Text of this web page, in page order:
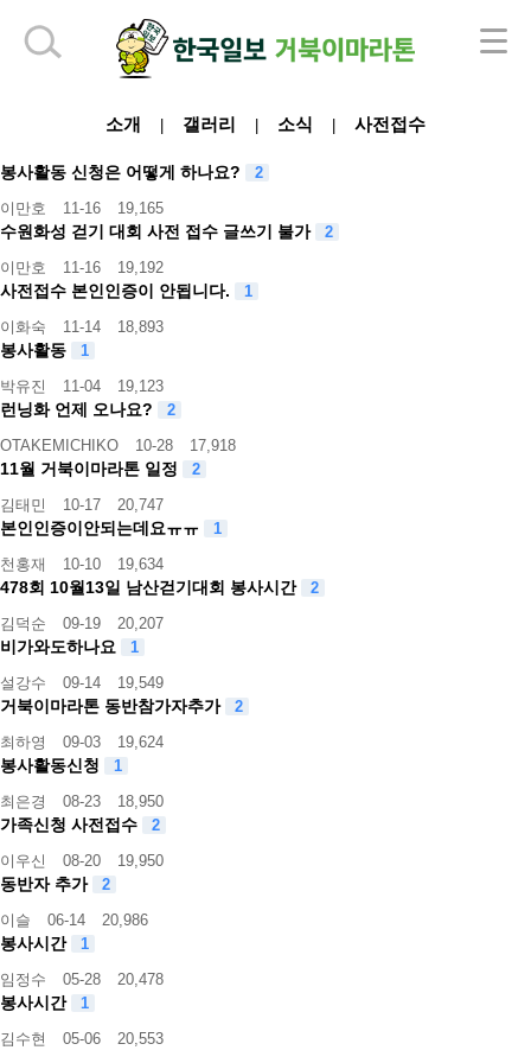
소개 갤러리 소식 사전접수
봉사활동 신청은 어떻게 하나요?
2
이만호
11-16 19,165
수원화성 걷기 대회 사전 접수 글쓰기 불가
2
이만호
11-16 19,192
사전접수 본인인증이 안됩니다.
1
이화숙
11-14 18,893
봉사활동
1
박유진
11-04 19,123
런닝화 언제 오나요?
2
OTAKEMICHIKO
10-28 17,918
11월 거북이마라톤 일정
2
김태민
10-17 20,747
본인인증이안되는데요ㅠㅠ
1
천홍재
10-10 19,634
478회 10월13일 남산걷기대회 봉사시간
2
김덕순
09-19 20,207
비가와도하나요
1
설강수
09-14 19,549
거북이마라톤 동반참가자추가
2
최하영
09-03 19,624
봉사활동신청
1
최은경
08-23 18,950
가족신청 사전접수
2
이우신
08-20 19,950
동반자 추가
2
이슬
06-14 20,986
봉사시간
1
임정수
05-28 20,478
봉사시간
1
김수현
05-06 20,553
하단 영역